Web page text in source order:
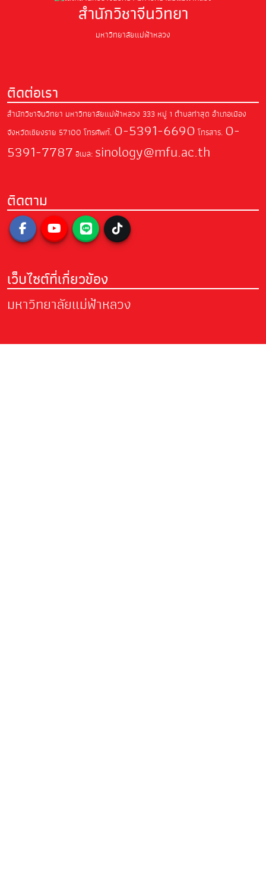
สำนักวิชาจีนวิทยา
มหาวิทยาลัยแม่ฟ้าหลวง
ติดต่อเรา
สำนักวิชาจีนวิทยา มหาวิทยาลัยแม่ฟ้าหลวง 333 หมู่ 1 ตำบลท่าสุด อำเภอเมือง
จังหวัดเชียงราย 57100 โทรศัพท์. 0-5391-6690 โทรสาร. 0-
5391-7787 อีเมล: sinology@mfu.ac.th
ติดตาม
เว็บไซต์ที่เกี่ยวข้อง
มหาวิทยาลัยแม่ฟ้าหลวง